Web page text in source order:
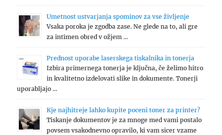
Umetnost ustvarjanja spominov za vse življenje
Vsaka poroka je zgodba zase. Ne glede na to, ali gre
za intimen obred v ožjem …
Prednost uporabe laserskega tiskalnika in tonerja
Izbira primernega tonerja je ključna, če želimo hitro
in kvalitetno izdelovati slike in dokumente. Tonerji
uporabljajo …
Kje najhitreje lahko kupite poceni toner za printer?
Tiskanje dokumentov je za mnoge med vami postalo
povsem vsakodnevno opravilo, ki vam sicer vzame